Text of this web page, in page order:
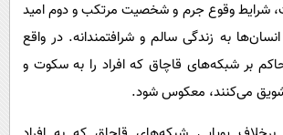
شرایط وقوع جرم و شخصیت مرتکب و دوم امید
به زندگی سالم و شرافتمندانه. در واقع
بر شبکه‌های قاچاق که افراد را به سکوت و
می‌کنند، معکوس شود.